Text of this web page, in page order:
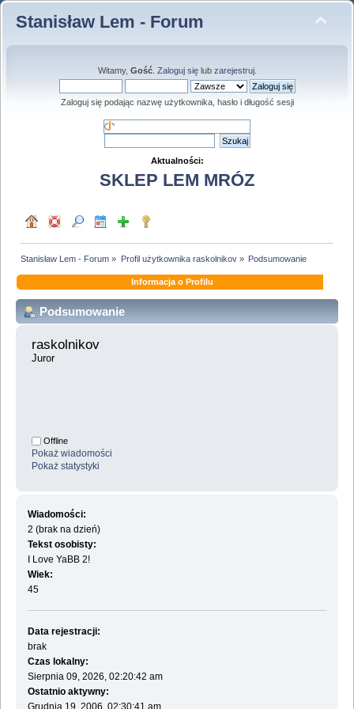
Stanisław Lem - Forum
Witamy, Gość. Zaloguj sięlub zarejestruj.
Zaloguj się podając nazwę użytkownika, hasło i długość sesji
Aktualności:
SKLEP LEM MRÓZ
Stanisław Lem - Forum » Profil użytkownika raskolnikov» Podsumowanie
Informacja o Profilu
Podsumowanie
raskolnikov
Juror
Offline
Pokaż wiadomości
Pokaż statystyki
Wiadomości:
2 (brak na dzień)
Tekst osobisty:
I Love YaBB 2!
Wiek:
45
Data rejestracji:
brak
Czas lokalny:
Sierpnia 09, 2026, 02:20:42 am
Ostatnio aktywny:
Grudnia 19, 2006, 02:30:41 am